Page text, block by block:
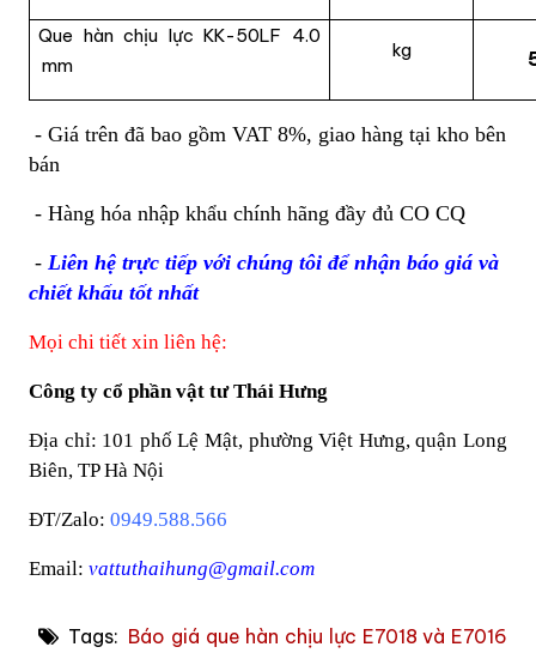
Que hàn chịu lực KK-50LF 4.0
mm
kg
- Giá trên đã bao gồm VAT 8%, giao hàng tại kho bên
bán
- Hàng hóa nhập khẩu chính hãng đầy đủ CO CQ
- Liên hệ trực tiếp với chúng tôi để nhận báo giá và
chiết khấu tốt nhất
Mọi chi tiết xin liên hệ:
Công ty cổ phần vật tư Thái Hưng
Địa chỉ: 101 phố Lệ Mật, phường Việt Hưng, quận Long
Biên, TP Hà Nội
ĐT/Zalo: 0949.588.566
Email: vattuthaihung@gmail.com
Tags: Báo giá que hàn chịu lực E7018 và E7016